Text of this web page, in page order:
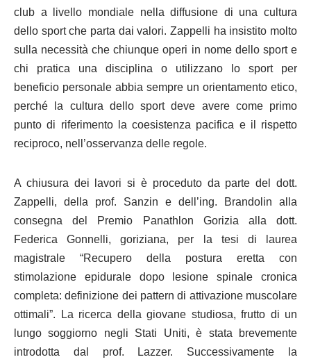
club a livello mondiale nella diffusione di una cultura
dello sport che parta dai valori. Zappelli ha insistito molto
sulla necessità che chiunque operi in nome dello sport e
chi pratica una disciplina o utilizzano lo sport per
beneficio personale abbia sempre un orientamento etico,
perché la cultura dello sport deve avere come primo
punto di riferimento la coesistenza pacifica e il rispetto
reciproco, nell’osservanza delle regole.
A chiusura dei lavori si è proceduto da parte del dott.
Zappelli, della prof. Sanzin e dell’ing. Brandolin alla
consegna del Premio Panathlon Gorizia alla dott.
Federica Gonnelli, goriziana, per la tesi di laurea
magistrale “Recupero della postura eretta con
stimolazione epidurale dopo lesione spinale cronica
completa: definizione dei pattern di attivazione muscolare
ottimali”. La ricerca della giovane studiosa, frutto di un
lungo soggiorno negli Stati Uniti, è stata brevemente
introdotta dal prof. Lazzer. Successivamente la